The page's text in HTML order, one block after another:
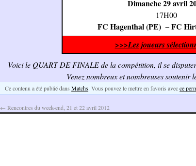
Dimanche 29 avril
17H00
FC Hagenthal (PE) – FC
>>>Les joueurs
Voici le QUART DE FINALE de la compétition, il se
Venez nombreux et nombreuses
Ce contenu a été publié dans Matchs. Vous pouvez le mettre en favoris avecce
← Rencontres du week-end, 21 et 22 avril 2012